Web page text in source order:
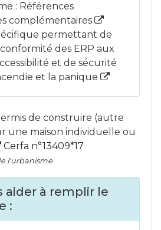
: Références
complémentaires
permettant de
des ERP aux
et de sécurité
et la panique
de construire (autre
une maison individuelle ou
Cerfa n°13409*17
l'urbanisme
aider à remplir le
: